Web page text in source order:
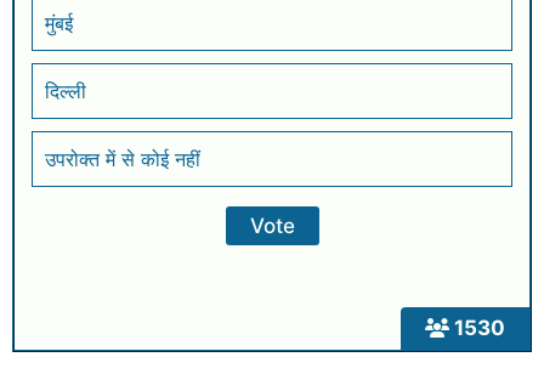
1530
मुंबई
दिल्ली
उपरोक्त में से कोई नहीं